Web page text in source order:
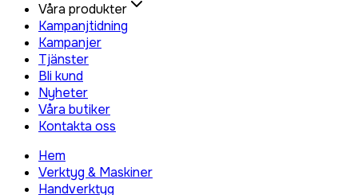
Våra produkter
Kampanjtidning
Kampanjer
Tjänster
Bli kund
Nyheter
Våra butiker
Kontakta oss
Hem
Verktyg & Maskiner
Handverktyg